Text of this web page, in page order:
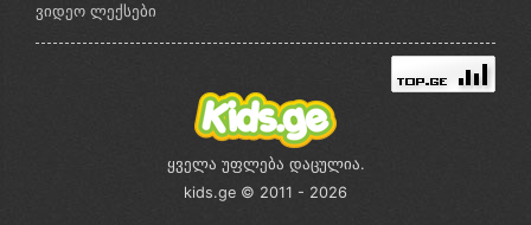
ვიდეო ლექსები
ყველა უფლება დაცულია.
kids.ge © 2011 - 2026